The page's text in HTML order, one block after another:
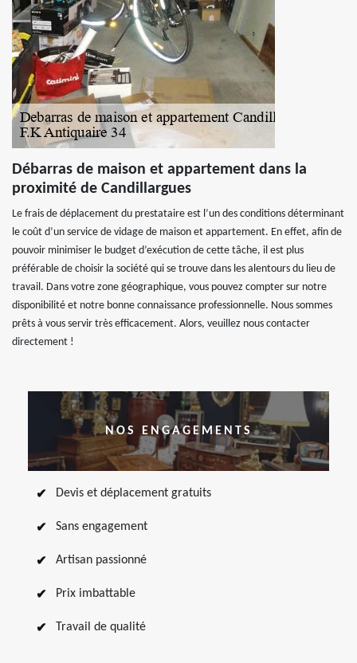
Débarras de maison et appartement dans la
proximité de Candillargues
Le frais de déplacement du prestataire est l’un des conditions déterminant
le coût d’un service de vidage de maison et appartement. En effet, afin de
pouvoir minimiser le budget d’exécution de cette tâche, il est plus
préférable de choisir la société qui se trouve dans les alentours du lieu de
travail. Dans votre zone géographique, vous pouvez compter sur notre
disponibilité et notre bonne connaissance professionnelle. Nous sommes
prêts à vous servir très efficacement. Alors, veuillez nous contacter
directement !
NOS ENGAGEMENTS
Devis et déplacement gratuits
Sans engagement
Artisan passionné
Prix imbattable
Travail de qualité